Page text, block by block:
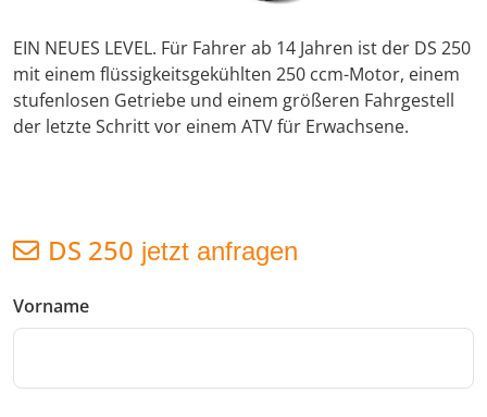
EIN NEUES LEVEL. Für Fahrer ab 14 Jahren ist der DS 250
mit einem flüssigkeitsgekühlten 250 ccm-Motor, einem
stufenlosen Getriebe und einem größeren Fahrgestell
der letzte Schritt vor einem ATV für Erwachsene.
DS 250 jetzt anfragen
Vorname